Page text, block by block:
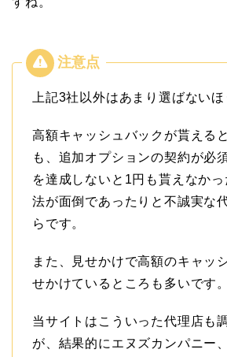
上記3社以外はあまり選ばないほ
高額キャッシュバックが貰える
も、追加オプションの契約が必
を達成しないと1円も貰えなか
法が面倒であったりと不誠実な
らです。
また、見せかけで高額のキャッ
せかけているところも多いです。
当サイトはこういった代理店も
が、結果的にエヌズカンパニー